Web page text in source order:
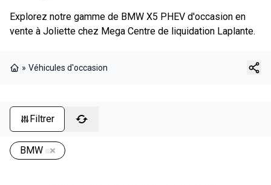
Explorez notre gamme de BMW X5 PHEV d'occasion en
vente à Joliette chez Mega Centre de liquidation Laplante.
» Véhicules d'occasion
Filtrer
BMW